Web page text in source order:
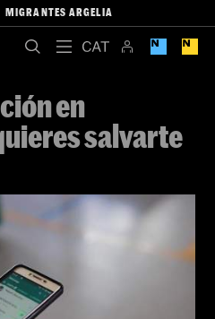
MIGRANTES ARGELIA
en
salvarte